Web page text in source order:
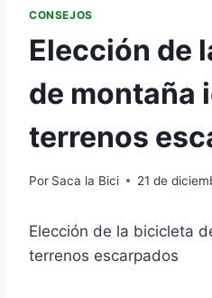
CONSEJOS
Elección de
de montaña
terrenos
Por Saca la Bici 21 de
Elección de la bicicleta
terrenos escarpados